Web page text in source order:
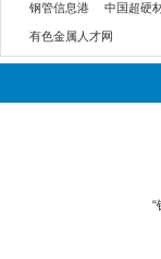
钢管信息港 中国超硬
有色金属人才网